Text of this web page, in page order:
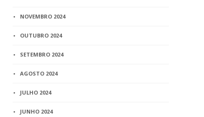
NOVEMBRO 2024
OUTUBRO 2024
SETEMBRO 2024
AGOSTO 2024
JULHO 2024
JUNHO 2024